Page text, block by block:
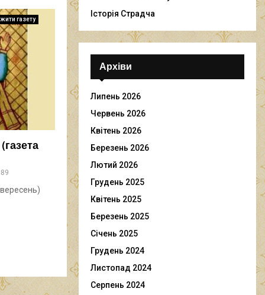
газету
Історія Страдча
Архіви
Липень 2026
Червень 2026
Квітень 2026
Березень 2026
Лютий 2026
Грудень 2025
Квітень 2025
Березень 2025
Січень 2025
Грудень 2024
Листопад 2024
Серпень 2024